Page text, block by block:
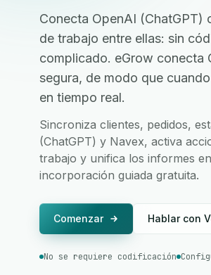
Conecta OpenAI (ChatGPT)
de trabajo entre ellas: sin
complicado. eGrow conecta
segura, de modo que
en tiempo real.
Sincroniza clientes, pedidos,
(ChatGPT) y Navex, activa
trabajo y unifica los informes
incorporación guiada gratuita.
Comenzar Hablar con
No se requiere codificación